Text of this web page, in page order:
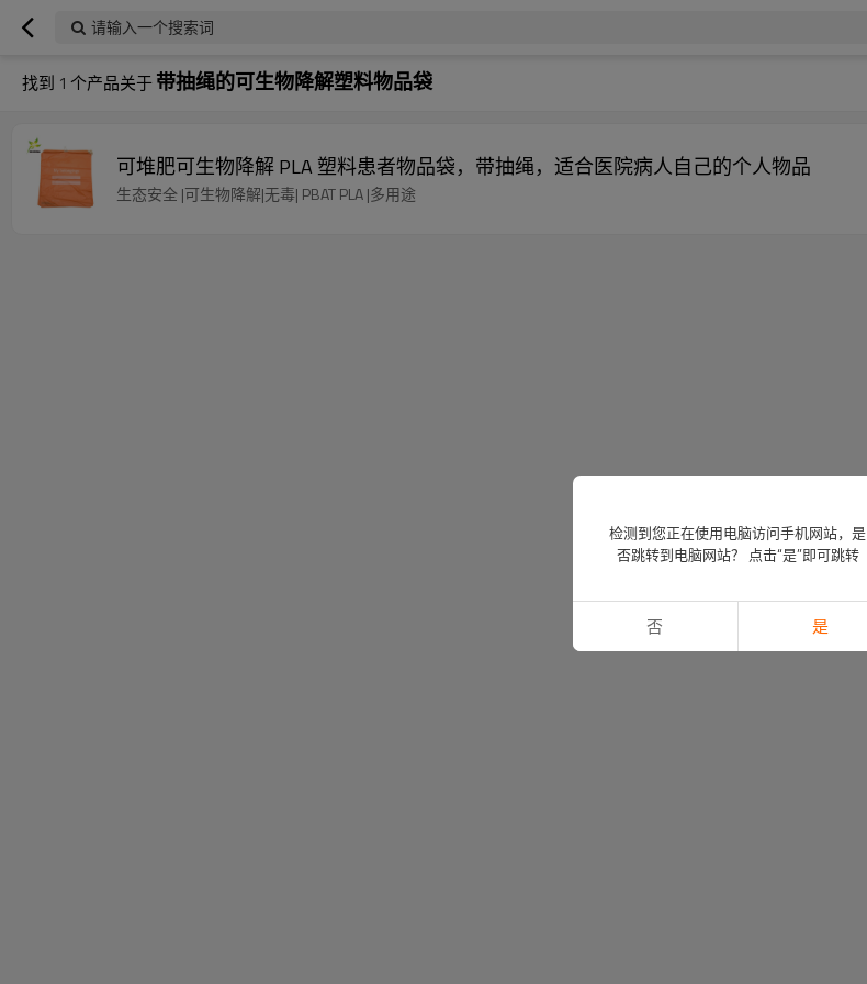
请输入一个搜索词
找到 1 个产品关于带抽绳的可生物降解塑料物品袋
可堆肥可生物降解 PLA 塑料患者物品袋，带抽绳，适合医院病人自己的个人物品
生态安全 |可生物降解|无毒| PBAT PLA |多用途
检测到您正在使用电脑访问手机网站，是
否跳转到电脑网站？ 点击“是”即可跳转
否 是